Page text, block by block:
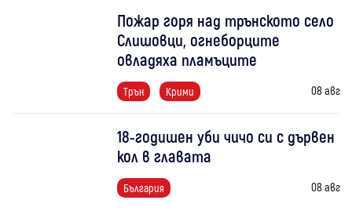
Пожар горя над трънското село
Слишовци, огнеборците
овладяха пламъците
Трън Крими 08 авг
18-годишен уби чичо си с дървен
кол в главата
България 08 авг